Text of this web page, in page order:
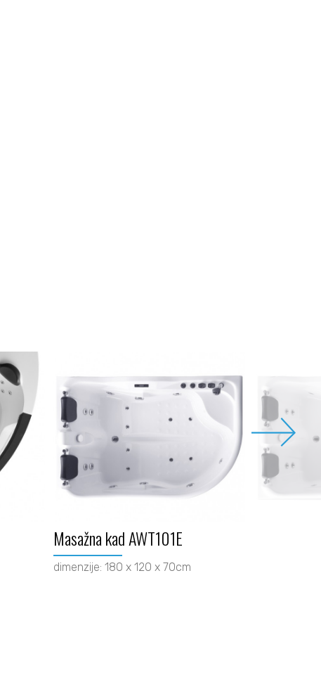
Masažna kad AWT101E
dimenzije: 180 x 120 x 70cm